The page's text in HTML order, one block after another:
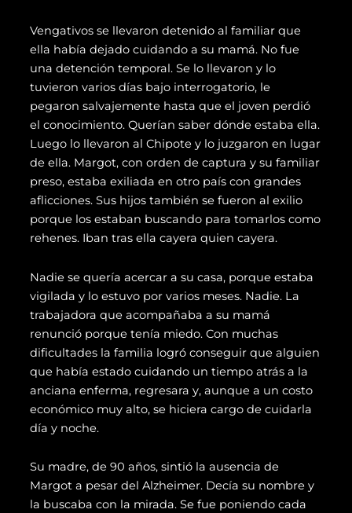
Vengativos se llevaron detenido al familiar que
ella había dejado cuidando a su mamá. No fue
una detención temporal. Se lo llevaron y lo
tuvieron varios días bajo interrogatorio, le
pegaron salvajemente hasta que el joven perdió
el conocimiento. Querían saber dónde estaba ella.
Luego lo llevaron al Chipote y lo juzgaron en lugar
de ella. Margot, con orden de captura y su familiar
preso, estaba exiliada en otro país con grandes
aflicciones. Sus hijos también se fueron al exilio
porque los estaban buscando para tomarlos como
rehenes. Iban tras ella cayera quien cayera.
Nadie se quería acercar a su casa, porque estaba
vigilada y lo estuvo por varios meses. Nadie. La
trabajadora que acompañaba a su mamá
renunció porque tenía miedo. Con muchas
dificultades la familia logró conseguir que alguien
que había estado cuidando un tiempo atrás a la
anciana enferma, regresara y, aunque a un costo
económico muy alto, se hiciera cargo de cuidarla
día y noche.
Su madre, de 90 años, sintió la ausencia de
Margot a pesar del Alzheimer. Decía su nombre y
la buscaba con la mirada. Se fue poniendo cada